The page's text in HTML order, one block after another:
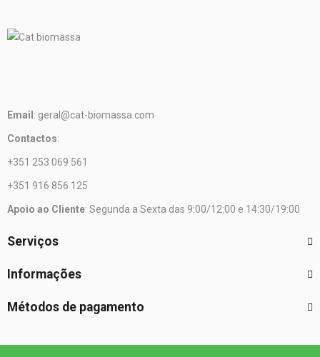
Email : geral@cat-biomassa.com
Contactos:
+351 253 069 561
+351 916 856 125
Apoio ao Cliente: Segunda a Sexta das 9:00/12:00 e 14:30/19:00
Serviços
Informações
Métodos de pagamento